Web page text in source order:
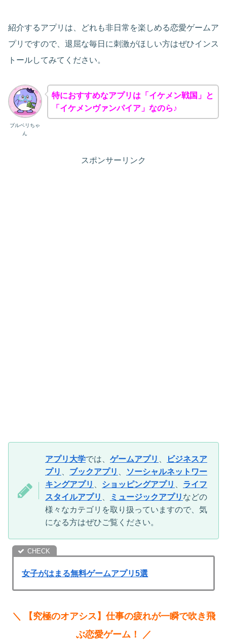
紹介するアプリは、どれも非日常を楽しめる恋愛ゲームア
プリですので、退屈な毎日に刺激がほしい方はぜひインス
トールしてみてください。
ブルベリちゃ
ん
特におすすめなアプリは「イケメン戦国」と
「イケメンヴァンパイア」なのら♪
スポンサーリンク
アプリ大学では、 ゲームアプリ 、
ビジネスア
プリ 、 ブックアプリ 、
ソーシャルネットワー
キングアプリ 、 ショッピングアプリ 、 ライフ
スタイルアプリ 、 ミュージックアプリ などの
様々なカテゴリを取り扱っていますので、気
になる方はぜひご覧ください。
女子がはまる無料ゲームアプリ5選
＼ 【究極のオアシス】仕事の疲れが一瞬で吹き飛
ぶ恋愛ゲーム！ ／